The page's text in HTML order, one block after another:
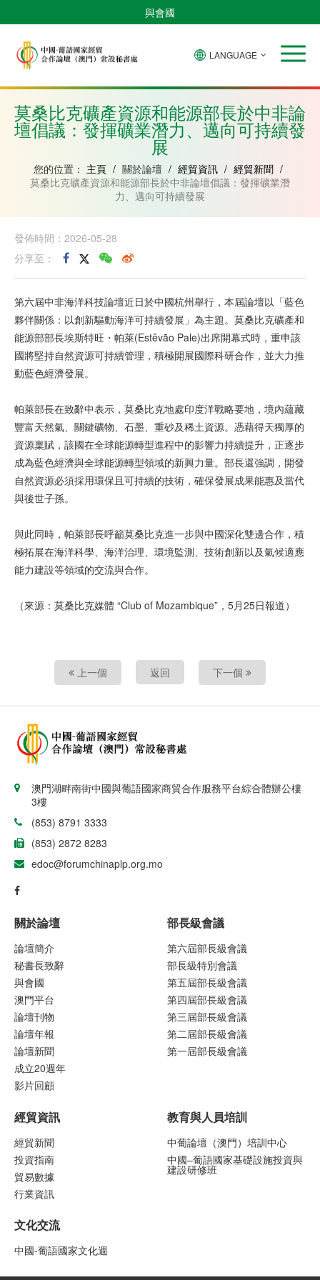
與會國
安
比
紹
內
亞
克
和
普
林
比
LANGUAGE
莫桑比克礦產資源和能源部長於中非論
壇倡議：發揮礦業潛力、邁向可持續發
展
您的位置： 主頁 / 關於論壇 / 經貿資訊 / 經貿新聞 /
莫桑比克礦產資源和能源部長於中非論壇倡議：發揮礦業潛
力、邁向可持續發展
發佈時間：2026-05-28
分享至：
第六屆中非海洋科技論壇近日於中國杭州舉行，本屆論壇以「藍色
夥伴關係：以創新驅動海洋可持續發展」為主題。莫桑比克礦產和
能源部部長埃斯特旺・帕萊(Estêvão Pale)出席開幕式時，重申該
國將堅持自然資源可持續管理，積極開展國際科研合作，並大力推
動藍色經濟發展。
帕萊部長在致辭中表示，莫桑比克地處印度洋戰略要地，境內蘊藏
豐富天然氣、關鍵礦物、石墨、重砂及稀土資源。憑藉得天獨厚的
資源稟賦，該國在全球能源轉型進程中的影響力持續提升，正逐步
成為藍色經濟與全球能源轉型領域的新興力量。部長還強調，開發
自然資源必須採用環保且可持續的技術，確保發展成果能惠及當代
與後世子孫。
與此同時，帕萊部長呼籲莫桑比克進一步與中國深化雙邊合作，積
極拓展在海洋科學、海洋治理、環境監測、技術創新以及氣候適應
能力建設等領域的交流與合作。
（來源：莫桑比克媒體 “Club of Mozambique”，5月25日報道）
上一個 返回 下一個
澳門湖畔南街中國與葡語國家商貿合作服務平台綜合體辦公樓
3樓
(853) 8791 3333
(853) 2872 8283
edoc@forumchinaplp.org.mo
關於論壇
論壇簡介
秘書長致辭
與會國
澳門平台
論壇刊物
論壇年報
論壇新聞
成立20週年
影片回顧
部長級會議
第六屆部長級會議
部長級特別會議
第五屆部長級會議
第四屆部長級會議
第三屆部長級會議
第二屆部長級會議
第一屆部長級會議
經貿資訊
經貿新聞
投資指南
貿易數據
行業資訊
文化交流
中國-葡語國家文化週
教育與人員培訓
中葡論壇（澳門）培訓中心
中國–葡語國家基礎設施投資與
建設研修班